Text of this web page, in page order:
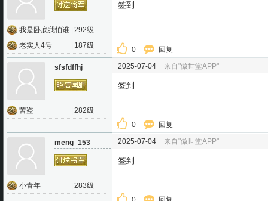
我是卧底我怕谁 292级
老实人4号
187级
签到
0 回复
sfsfdffhj
苦盗 282级
2025-07-04 来自"傲世堂APP"
签到
0 回复
meng_153
小青年 283级
2025-07-04 来自"傲世堂APP"
签到